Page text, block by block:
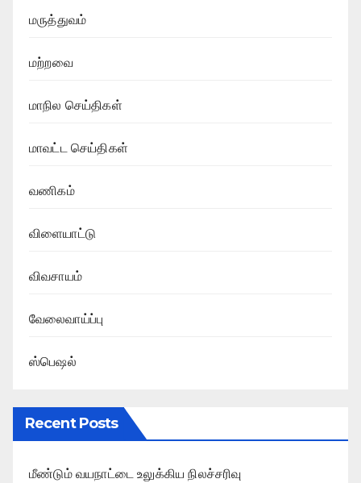
மருத்துவம்
மற்றவை
மாநில செய்திகள்
மாவட்ட செய்திகள்
வணிகம்
விளையாட்டு
விவசாயம்
வேலைவாய்ப்பு
ஸ்பெஷல்
Recent Posts
மீண்டும் வயநாட்டை உலுக்கிய நிலச்சரிவு